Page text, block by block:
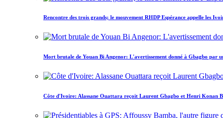
Rencontre des trois grands; le mouvement RHDP Espérance appelle les
Mort brutale de Youan Bi Angenor: L'avertissement donné à Gbagbo par
Côte d'Ivoire: Alassane Ouattara reçoit Laurent Gbagbo et Henri Konan